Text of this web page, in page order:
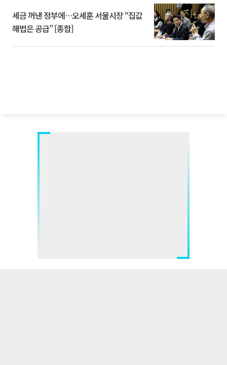
세금 꺼낸 정부에…오세훈 서울시장 “집값
해법은 공급” [종합]